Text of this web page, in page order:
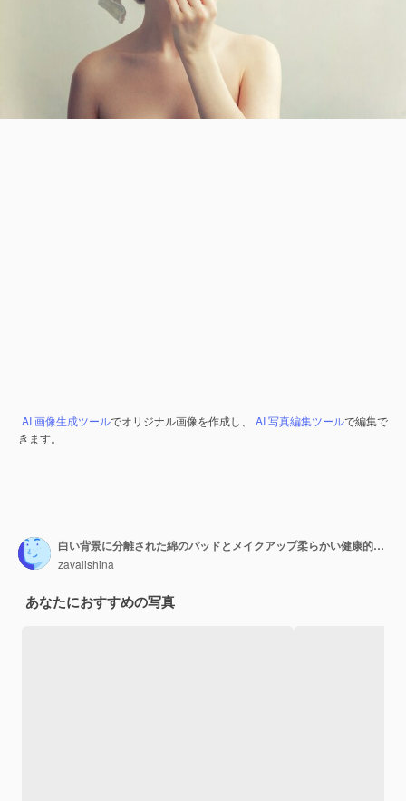
AI 画像生成ツールでオリジナル画像を作成し、 AI 写真編集ツールで編集で
きます。
白い背景に分離された綿のパッドとメイクアップ柔らかい健康的な皮膚を除去すると頭の上のタオルで笑顔の女性
zavalishina
あなたにおすすめの写真